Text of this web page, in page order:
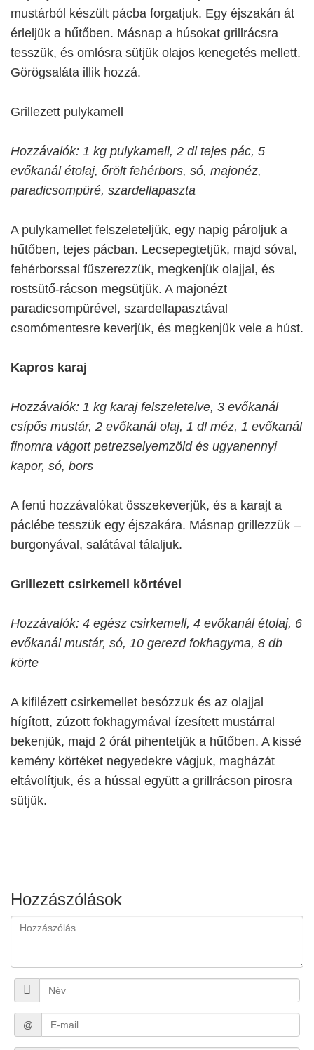
mustárból készült pácba forgatjuk. Egy éjszakán át
érleljük a hűtőben. Másnap a húsokat grillrácsra
tesszük, és omlósra sütjük olajos kenegetés mellett.
Görögsaláta illik hozzá.
Grillezett pulykamell
Hozzávalók: 1 kg pulykamell, 2 dl tejes pác, 5
evőkanál étolaj, őrölt fehérbors, só, majonéz,
paradicsompüré, szardellapaszta
A pulykamellet felszeleteljük, egy napig pároljuk a
hűtőben, tejes pácban. Lecsepegtetjük, majd sóval,
fehérborssal fűszerezzük, megkenjük olajjal, és
rostsütő-rácson megsütjük. A majonézt
paradicsompürével, szardellapasztával
csomómentesre keverjük, és megkenjük vele a húst.
Kapros karaj
Hozzávalók: 1 kg karaj felszeletelve, 3 evőkanál
csípős mustár, 2 evőkanál olaj, 1 dl méz, 1 evőkanál
finomra vágott petrezselyemzöld és ugyanennyi
kapor, só, bors
A fenti hozzávalókat összekeverjük, és a karajt a
páclébe tesszük egy éjszakára. Másnap grillezzük –
burgonyával, salátával tálaljuk.
Grillezett csirkemell körtével
Hozzávalók: 4 egész csirkemell, 4 evőkanál étolaj, 6
evőkanál mustár, só, 10 gerezd fokhagyma, 8 db
körte
A kifilézett csirkemellet besózzuk és az olajjal
hígított, zúzott fokhagymával ízesített mustárral
bekenjük, majd 2 órát pihentetjük a hűtőben. A kissé
kemény körtéket negyedekre vágjuk, magházát
eltávolítjuk, és a hússal együtt a grillrácson pirosra
sütjük.
Hozzászólások
@